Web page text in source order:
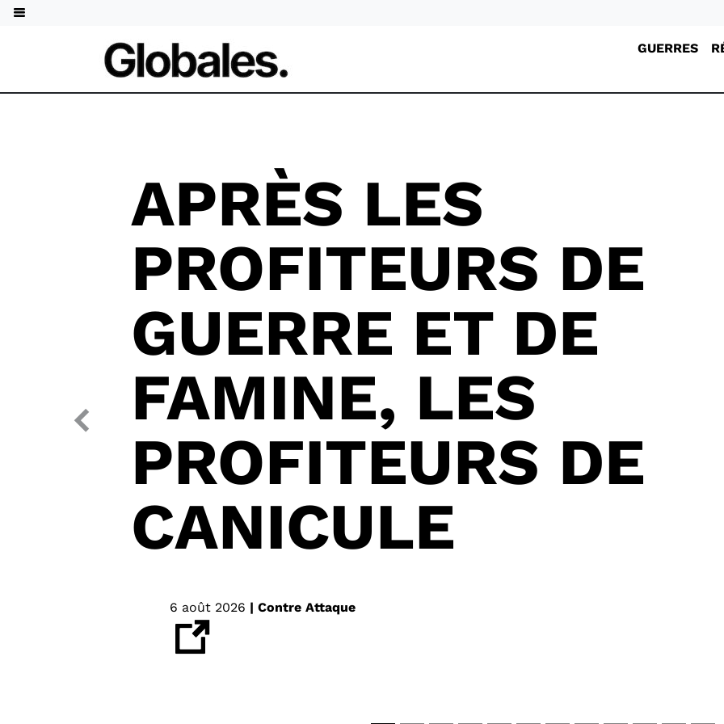
GUERRES
APRÈS LES
PROFITEURS DE
GUERRE ET DE
FAMINE, LES
PROFITEURS DE
CANICULE
6 août 2026 | Contre Attaque
Précédent